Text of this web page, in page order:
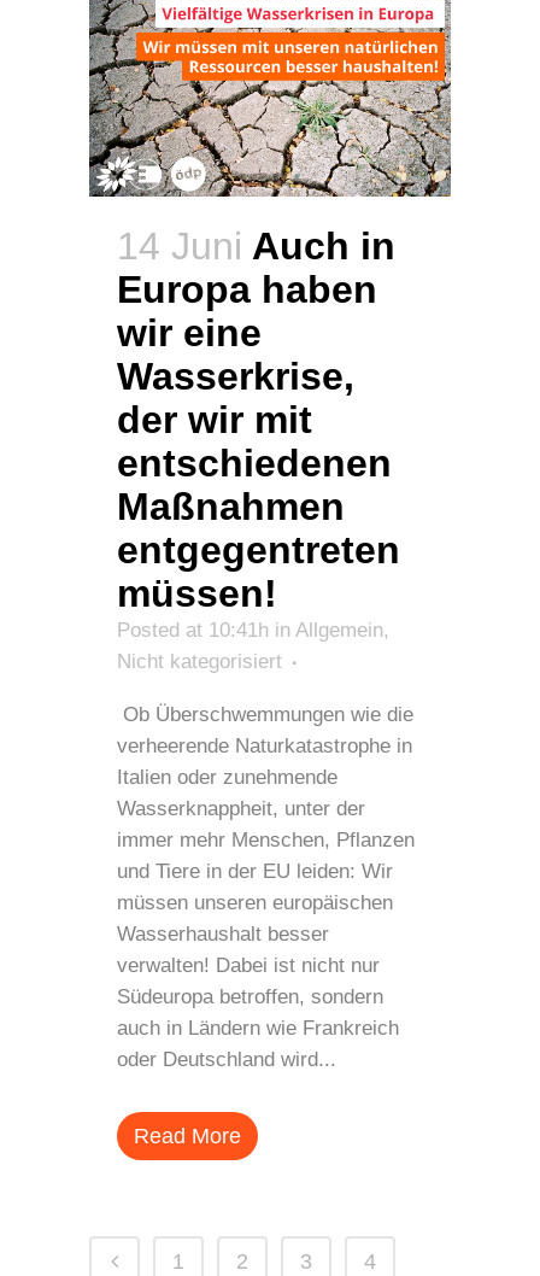
14 Juni Auch in
Europa haben
wir eine
Wasserkrise,
der wir mit
entschiedenen
Maßnahmen
entgegentreten
müssen!
Posted at 10:41h in Allgemein,
Nicht kategorisiert
Ob Überschwemmungen wie die
verheerende Naturkatastrophe in
Italien oder zunehmende
Wasserknappheit, unter der
immer mehr Menschen, Pflanzen
und Tiere in der EU leiden: Wir
müssen unseren europäischen
Wasserhaushalt besser
verwalten! Dabei ist nicht nur
Südeuropa betroffen, sondern
auch in Ländern wie Frankreich
oder Deutschland wird...
Read More
1 2 3 4